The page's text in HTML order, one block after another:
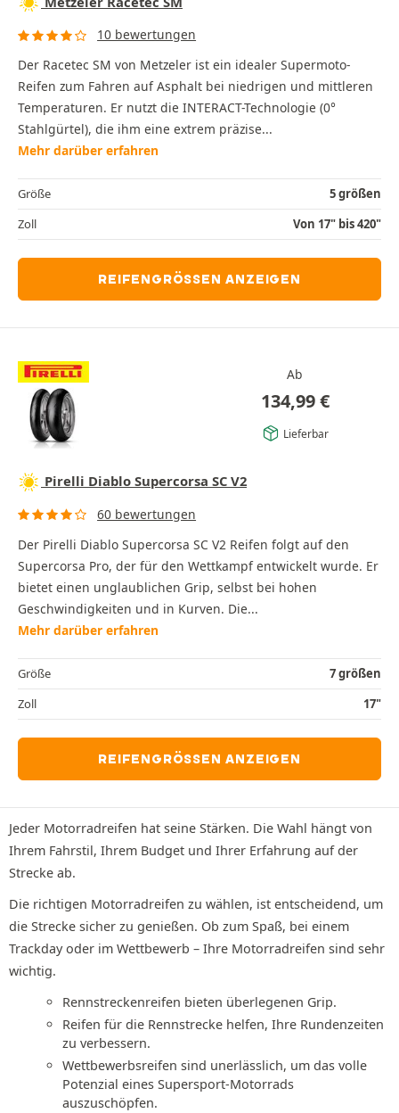
10 bewertungen
Der Racetec SM von Metzeler ist ein idealer Supermoto-
Reifen zum Fahren auf Asphalt bei niedrigen und mittleren
Temperaturen. Er nutzt die INTERACT-Technologie (0°
Stahlgürtel), die ihm eine extrem präzise...
Mehr darüber erfahren
Größe
5 größen
Zoll
Von 17" bis 420"
REIFENGRÖSSEN ANZEIGEN
Ab
134,99 €
Lieferbar
Pirelli Diablo Supercorsa SC V2
60 bewertungen
Der Pirelli Diablo Supercorsa SC V2 Reifen folgt auf den
Supercorsa Pro, der für den Wettkampf entwickelt wurde. Er
bietet einen unglaublichen Grip, selbst bei hohen
Geschwindigkeiten und in Kurven. Die...
Mehr darüber erfahren
Größe
7 größen
Zoll
17"
REIFENGRÖSSEN ANZEIGEN
Jeder Motorradreifen hat seine Stärken. Die Wahl hängt von
Ihrem Fahrstil, Ihrem Budget und Ihrer Erfahrung auf der
Strecke ab.
Die richtigen Motorradreifen zu wählen, ist entscheidend, um
die Strecke sicher zu genießen. Ob zum Spaß, bei einem
Trackday oder im Wettbewerb – Ihre Motorradreifen sind sehr
wichtig.
Rennstreckenreifen bieten überlegenen Grip.
Reifen für die Rennstrecke helfen, Ihre Rundenzeiten
zu verbessern.
Wettbewerbsreifen sind unerlässlich, um das volle
Potenzial eines Supersport-Motorrads
auszuschöpfen.